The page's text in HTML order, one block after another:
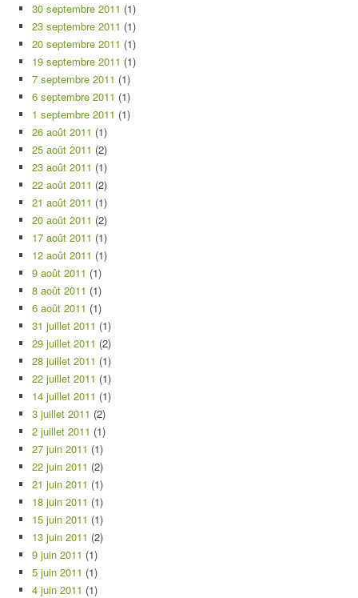
30 septembre 2011 (1)
23 septembre 2011 (1)
20 septembre 2011 (1)
19 septembre 2011 (1)
7 septembre 2011 (1)
6 septembre 2011 (1)
1 septembre 2011 (1)
26 août 2011 (1)
25 août 2011 (2)
23 août 2011 (1)
22 août 2011 (2)
21 août 2011 (1)
20 août 2011 (2)
17 août 2011 (1)
12 août 2011 (1)
9 août 2011 (1)
8 août 2011 (1)
6 août 2011 (1)
31 juillet 2011 (1)
29 juillet 2011 (2)
28 juillet 2011 (1)
22 juillet 2011 (1)
14 juillet 2011 (1)
3 juillet 2011 (2)
2 juillet 2011 (1)
27 juin 2011 (1)
22 juin 2011 (2)
21 juin 2011 (1)
18 juin 2011 (1)
15 juin 2011 (1)
13 juin 2011 (2)
9 juin 2011 (1)
5 juin 2011 (1)
4 juin 2011 (1)